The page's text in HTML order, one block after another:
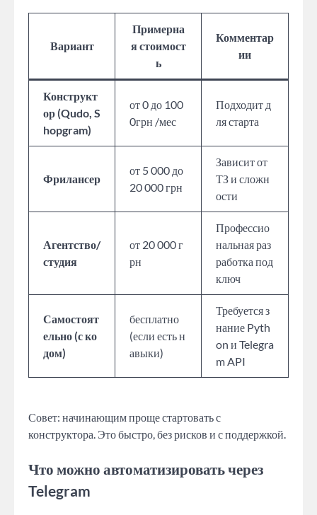
Вариант
Примерна
я стоимост
ь
Комментар
ии
Конструкт
ор (Qudo, S
hopgram)
от 0 до 100
0грн /мес
Подходит д
ля старта
Фрилансер
от 5 000 до
20 000 грн
Зависит от
ТЗ и сложн
ости
Агентство/
студия
от 20 000 г
рн
Профессио
нальная раз
работка под
ключ
Самостоят
ельно (с ко
дом)
бесплатно
(если есть н
авыки)
Требуется з
нание Pyth
on и Telegra
m API
Совет: начинающим проще стартовать с
конструктора. Это быстро, без рисков и с поддержкой.
Что можно автоматизировать через
Telegram